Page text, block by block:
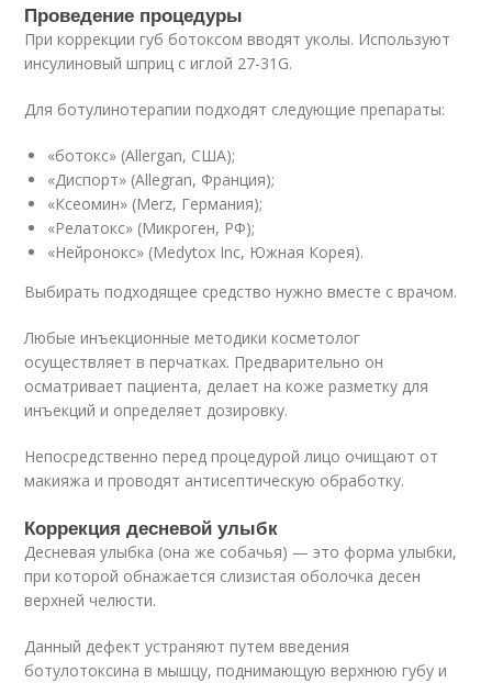
Проведение процедуры
При коррекции губ ботоксом вводят уколы. Используют
инсулиновый шприц с иглой 27-31G.
Для ботулинотерапии подходят следующие препараты:
«ботокс» (Allergan, США);
«Диспорт» (Allegran, Франция);
«Ксеомин» (Merz, Германия);
«Релатокс» (Микроген, РФ);
«Нейронокс» (Medytox Inc, Южная Корея).
Выбирать подходящее средство нужно вместе с врачом.
Любые инъекционные методики косметолог
осуществляет в перчатках. Предварительно он
осматривает пациента, делает на коже разметку для
инъекций и определяет дозировку.
Непосредственно перед процедурой лицо очищают от
макияжа и проводят антисептическую обработку.
Коррекция десневой улыбк
Десневая улыбка (она же собачья) — это форма улыбки,
при которой обнажается слизистая оболочка десен
верхней челюсти.
Данный дефект устраняют путем введения
ботулотоксина в мышцу, поднимающую верхнюю губу и